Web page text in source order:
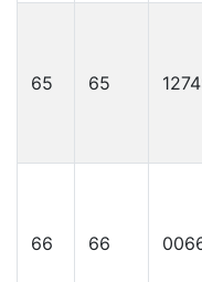
65 65
66 66